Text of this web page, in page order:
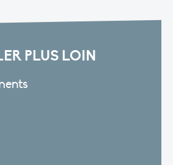
PLUS LOIN